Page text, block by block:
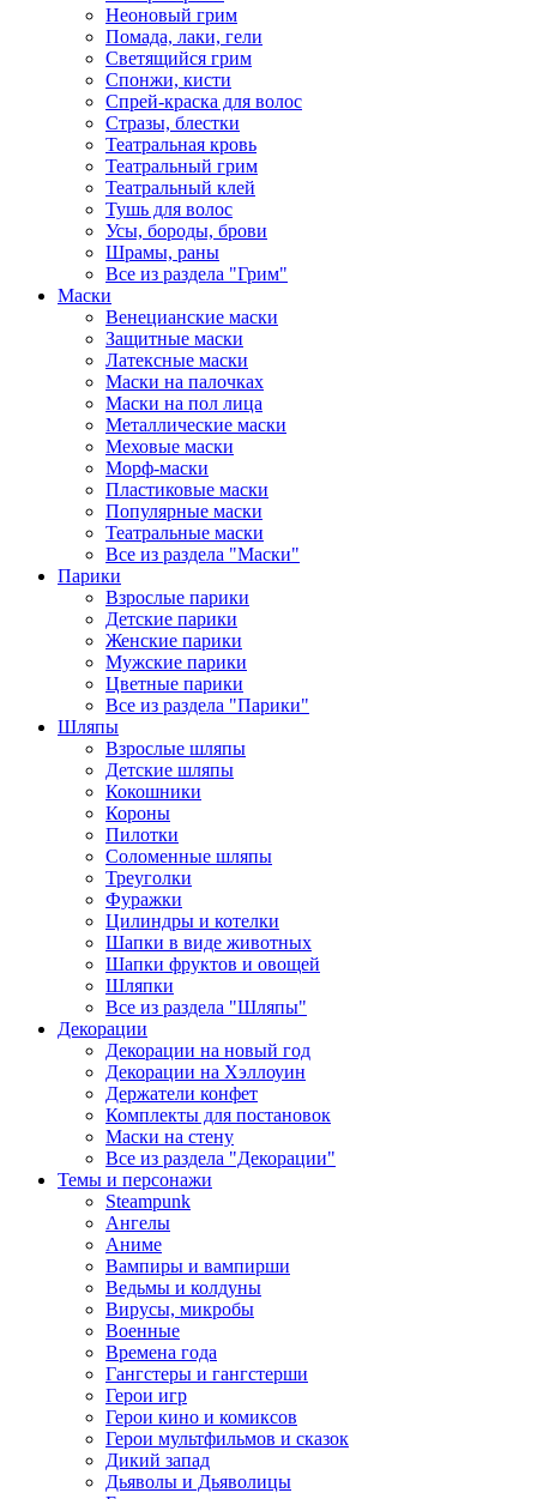
Неоновый грим
Помада, лаки, гели
Светящийся грим
Спонжи, кисти
Спрей-краска для волос
Стразы, блестки
Театральная кровь
Театральный грим
Театральный клей
Тушь для волос
Усы, бороды, брови
Шрамы, раны
Все из раздела "Грим"
Маски
Венецианские маски
Защитные маски
Латексные маски
Маски на палочках
Маски на пол лица
Металлические маски
Меховые маски
Морф-маски
Пластиковые маски
Популярные маски
Театральные маски
Все из раздела "Маски"
Парики
Взрослые парики
Детские парики
Женские парики
Мужские парики
Цветные парики
Все из раздела "Парики"
Шляпы
Взрослые шляпы
Детские шляпы
Кокошники
Короны
Пилотки
Соломенные шляпы
Треуголки
Фуражки
Цилиндры и котелки
Шапки в виде животных
Шапки фруктов и овощей
Шляпки
Все из раздела "Шляпы"
Декорации
Декорации на новый год
Декорации на Хэллоуин
Держатели конфет
Комплекты для постановок
Маски на стену
Все из раздела "Декорации"
Темы и персонажи
Steampunk
Ангелы
Аниме
Вампиры и вампирши
Ведьмы и колдуны
Вирусы, микробы
Военные
Времена года
Гангстеры и гангстерши
Герои игр
Герои кино и комиксов
Герои мультфильмов и сказок
Дикий запад
Дьяволы и Дьяволицы